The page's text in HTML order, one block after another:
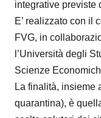
integrative previste
E’ realizzato con il
FVG, in
l’Università degli
Scienze
La finalità, insieme
quarantina), è